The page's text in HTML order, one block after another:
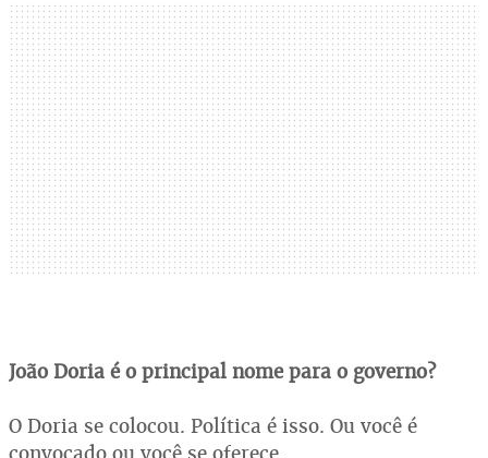
João Doria é o principal nome para o governo?
O Doria se colocou. Política é isso. Ou você é